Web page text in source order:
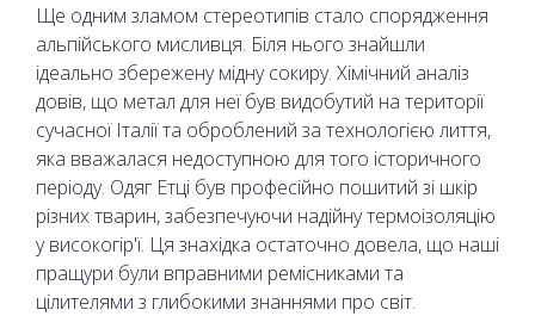
Ще одним зламом стереотипів стало спорядження
альпійського мисливця. Біля нього знайшли
ідеально збережену мідну сокиру. Хімічний аналіз
довів, що метал для неї був видобутий на території
сучасної Італії та оброблений за технологією лиття,
яка вважалася недоступною для того історичного
періоду. Одяг Етці був професійно пошитий зі шкір
різних тварин, забезпечуючи надійну термоізоляцію
у високогір'ї. Ця знахідка остаточно довела, що наші
пращури були вправними ремісниками та
цілителями з глибокими знаннями про світ.